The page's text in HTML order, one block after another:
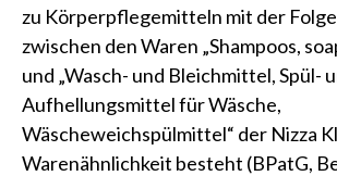
zu Körperpflegemitteln mit der Folge
zwischen den Waren „Shampoos,
und „Wasch- und Bleichmittel, Spül-
Aufhellungsmittel für Wäsche,
Wäscheweichspülmittel“ der Nizza
Warenähnlichkeit besteht (BPatG,